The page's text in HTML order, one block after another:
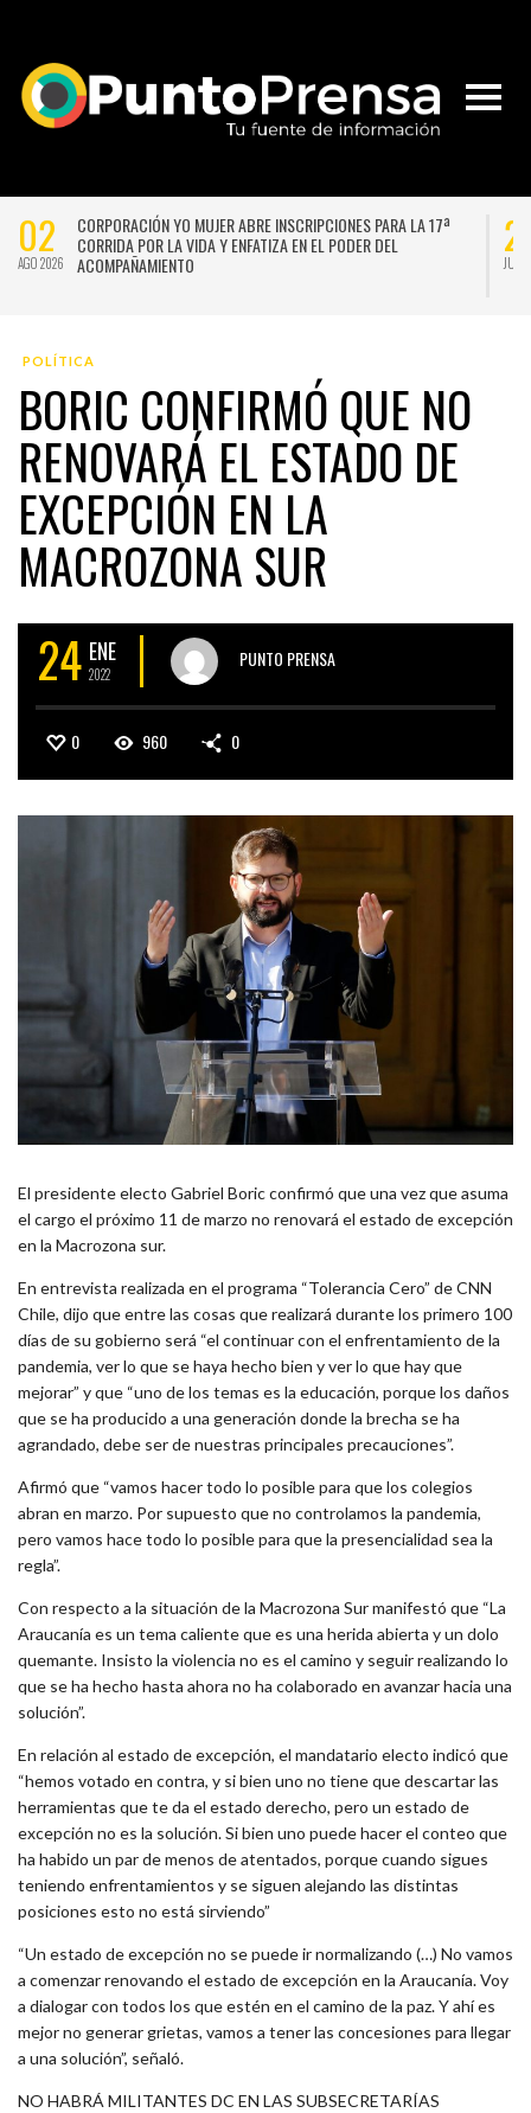
02
AGO 2026
CORPORACIÓN YO MUJER ABRE INSCRIPCIONES PARA LA 17ª
CORRIDA POR LA VIDA Y ENFATIZA EN EL PODER DEL
ACOMPAÑAMIENTO
JUL
POLÍTICA
BORIC CONFIRMÓ QUE NO
RENOVARÁ EL ESTADO DE
EXCEPCIÓN EN LA
MACROZONA SUR
24 ENE
2022
PUNTO PRENSA
0 960 0
El presidente electo Gabriel Boric confirmó que una vez que asuma
el cargo el próximo 11 de marzo no renovará el estado de excepción
en la Macrozona sur.
En entrevista realizada en el programa “Tolerancia Cero” de CNN
Chile, dijo que entre las cosas que realizará durante los primero 100
días de su gobierno será “el continuar con el enfrentamiento de la
pandemia, ver lo que se haya hecho bien y ver lo que hay que
mejorar” y que “uno de los temas es la educación, porque los daños
que se ha producido a una generación donde la brecha se ha
agrandado, debe ser de nuestras principales precauciones”.
Afirmó que “vamos hacer todo lo posible para que los colegios
abran en marzo. Por supuesto que no controlamos la pandemia,
pero vamos hace todo lo posible para que la presencialidad sea la
regla”.
Con respecto a la situación de la Macrozona Sur manifestó que “La
Araucanía es un tema caliente que es una herida abierta y un dolo
quemante. Insisto la violencia no es el camino y seguir realizando lo
que se ha hecho hasta ahora no ha colaborado en avanzar hacia una
solución”.
En relación al estado de excepción, el mandatario electo indicó que
“hemos votado en contra, y si bien uno no tiene que descartar las
herramientas que te da el estado derecho, pero un estado de
excepción no es la solución. Si bien uno puede hacer el conteo que
ha habido un par de menos de atentados, porque cuando sigues
teniendo enfrentamientos y se siguen alejando las distintas
posiciones esto no está sirviendo”
“Un estado de excepción no se puede ir normalizando (…) No vamos
a comenzar renovando el estado de excepción en la Araucanía. Voy
a dialogar con todos los que estén en el camino de la paz. Y ahí es
mejor no generar grietas, vamos a tener las concesiones para llegar
a una solución”, señaló.
NO HABRÁ MILITANTES DC EN LAS SUBSECRETARÍAS